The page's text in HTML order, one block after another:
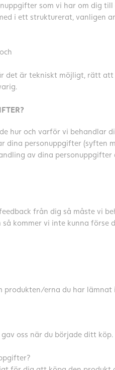
som vi har om dig
i ett strukturerat, vanligen
är tekniskt möjligt, rätt
hur och varför vi behandlar
personuppgifter (syften
av dina personuppgifter
från dig så måste vi
kommer vi inte kunna förse
produkten/erna du har
oss när du började ditt köp.